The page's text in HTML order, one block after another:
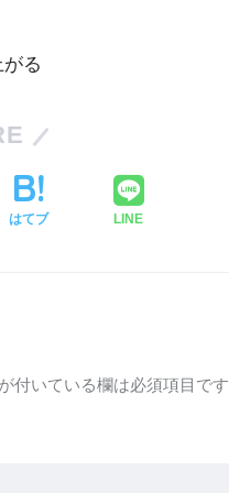
る
はてブ LINE
が付いている欄は必須項目です